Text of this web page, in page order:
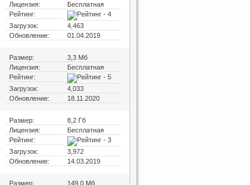
Лицензия:
Бесплатная
Рейтинг:
Загрузок:
4,463
Обновление:
01.04.2019
Размер:
3,3 Мб
Лицензия:
Бесплатная
Рейтинг:
Загрузок:
4,033
Обновление:
18.11.2020
Размер:
8,2 Гб
Лицензия:
Бесплатная
Рейтинг:
Загрузок:
3,972
Обновление:
14.03.2019
Размер:
149,0 Мб